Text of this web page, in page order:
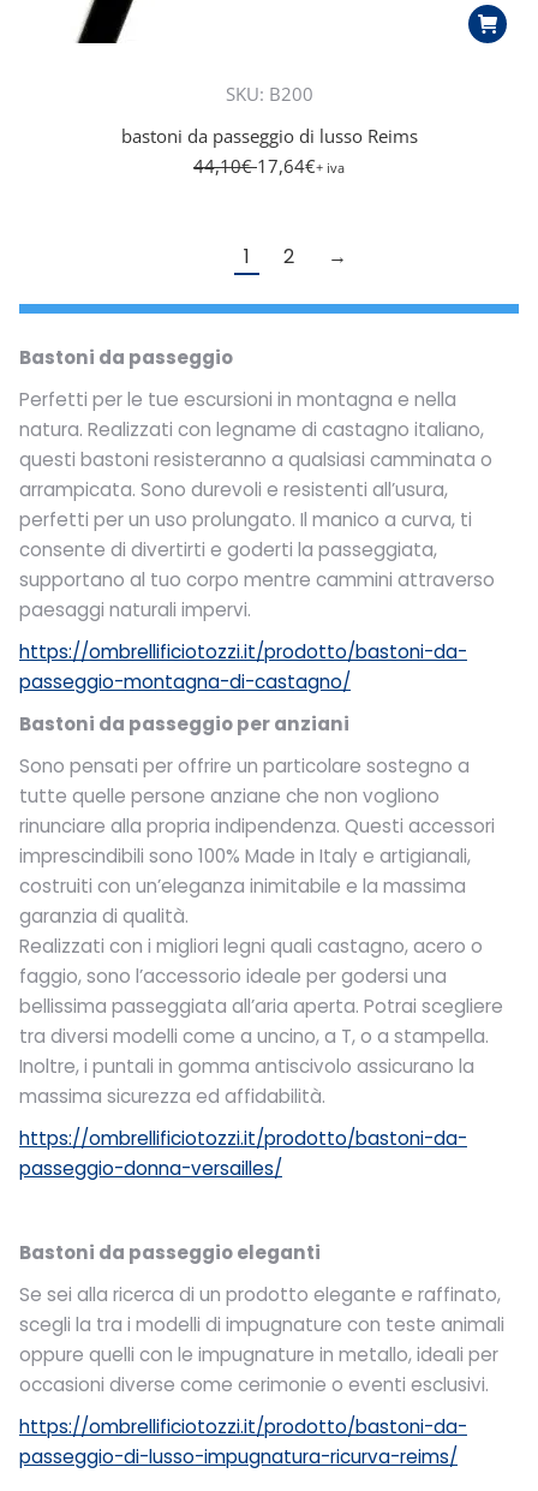
SKU: B200
bastoni da passeggio di lusso Reims
44,10€ 17,64€+ iva
1 2 →
Bastoni da passeggio
Perfetti per le tue escursioni in montagna e nella
natura. Realizzati con legname di castagno italiano,
questi bastoni resisteranno a qualsiasi camminata o
arrampicata. Sono durevoli e resistenti all’usura,
perfetti per un uso prolungato. Il manico a curva, ti
consente di divertirti e goderti la passeggiata,
supportano al tuo corpo mentre cammini attraverso
paesaggi naturali impervi.
https://ombrellificiotozzi.it/prodotto/bastoni-da-
passeggio-montagna-di-castagno/
Bastoni da passeggio per anziani
Sono pensati per offrire un particolare sostegno a
tutte quelle persone anziane che non vogliono
rinunciare alla propria indipendenza. Questi accessori
imprescindibili sono 100% Made in Italy e artigianali,
costruiti con un’eleganza inimitabile e la massima
garanzia di qualità.
Realizzati con i migliori legni quali castagno, acero o
faggio, sono l’accessorio ideale per godersi una
bellissima passeggiata all’aria aperta. Potrai scegliere
tra diversi modelli come a uncino, a T, o a stampella.
Inoltre, i puntali in gomma antiscivolo assicurano la
massima sicurezza ed affidabilità.
https://ombrellificiotozzi.it/prodotto/bastoni-da-
passeggio-donna-versailles/
Bastoni da passeggio eleganti
Se sei alla ricerca di un prodotto elegante e raffinato,
scegli la tra i modelli di impugnature con teste animali
oppure quelli con le impugnature in metallo, ideali per
occasioni diverse come cerimonie o eventi esclusivi.
https://ombrellificiotozzi.it/prodotto/bastoni-da-
passeggio-di-lusso-impugnatura-ricurva-reims/